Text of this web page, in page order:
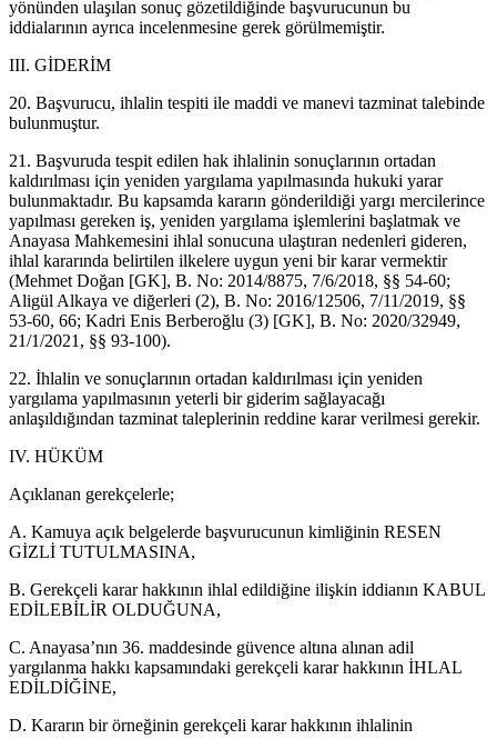
yönünden ulaşılan sonuç gözetildiğinde başvurucunun bu
iddialarının ayrıca incelenmesine gerek görülmemiştir.
III. GİDERİM
20. Başvurucu, ihlalin tespiti ile maddi ve manevi tazminat talebinde
bulunmuştur.
21. Başvuruda tespit edilen hak ihlalinin sonuçlarının ortadan
kaldırılması için yeniden yargılama yapılmasında hukuki yarar
bulunmaktadır. Bu kapsamda kararın gönderildiği yargı mercilerince
yapılması gereken iş, yeniden yargılama işlemlerini başlatmak ve
Anayasa Mahkemesini ihlal sonucuna ulaştıran nedenleri gideren,
ihlal kararında belirtilen ilkelere uygun yeni bir karar vermektir
(Mehmet Doğan [GK], B. No: 2014/8875, 7/6/2018, §§ 54-60;
Aligül Alkaya ve diğerleri (2), B. No: 2016/12506, 7/11/2019, §§
53-60, 66; Kadri Enis Berberoğlu (3) [GK], B. No: 2020/32949,
21/1/2021, §§ 93-100).
22. İhlalin ve sonuçlarının ortadan kaldırılması için yeniden
yargılama yapılmasının yeterli bir giderim sağlayacağı
anlaşıldığından tazminat taleplerinin reddine karar verilmesi gerekir.
IV. HÜKÜM
Açıklanan gerekçelerle;
A. Kamuya açık belgelerde başvurucunun kimliğinin RESEN
GİZLİ TUTULMASINA,
B. Gerekçeli karar hakkının ihlal edildiğine ilişkin iddianın KABUL
EDİLEBİLİR OLDUĞUNA,
C. Anayasa’nın 36. maddesinde güvence altına alınan adil
yargılanma hakkı kapsamındaki gerekçeli karar hakkının İHLAL
EDİLDİĞİNE,
D. Kararın bir örneğinin gerekçeli karar hakkının ihlalinin